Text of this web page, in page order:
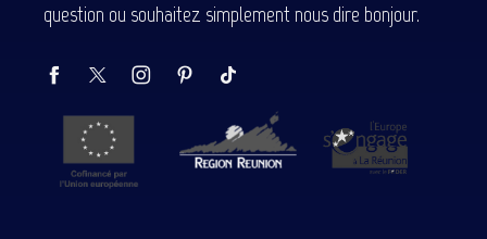
question ou souhaitez simplement nous dire bonjour.